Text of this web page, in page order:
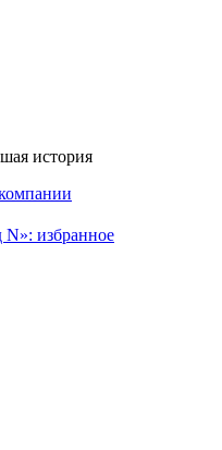
история
N»: избранное